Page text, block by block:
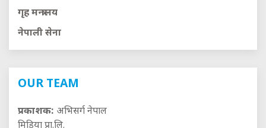
गृह मन्त्रालय
नेपाली सेना
OUR TEAM
प्रकाशक: अभिसर्ग नेपाल